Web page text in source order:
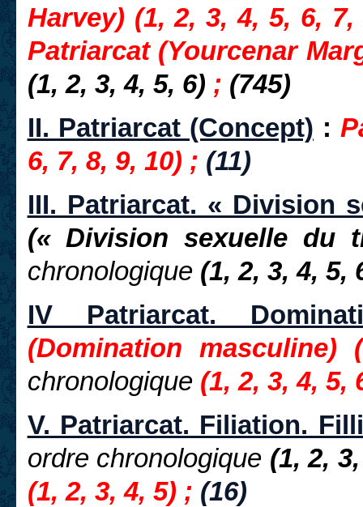
Harvey) (1, 2, 3, 4, 5, 6,
Patriarcat (Yourcenar
(1, 2, 3, 4, 5, 6) ; (745)
II. Patriarcat (Concept) :
6, 7, 8, 9, 10) ; (11)
III. Patriarcat. « Division
(« Division sexuelle
chronologique(1, 2, 3, 4, 5,
IV Patriarcat.
(Domination
chronologique (1, 2, 3, 4, 5,
V. Patriarcat. Filiation.
ordre chronologique (1, 2,
(1, 2, 3, 4, 5) ; (16)